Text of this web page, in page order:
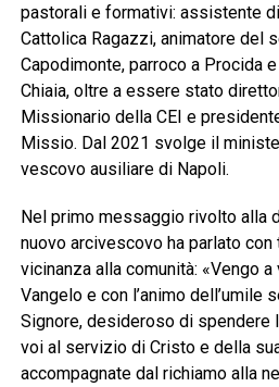
pastorali e formativi: assistente
Cattolica Ragazzi, animatore del
Capodimonte, parroco a Procida
Chiaia, oltre a essere stato
Missionario della CEI e
Missio. Dal 2021 svolge il
vescovo ausiliare di Napoli.
Nel primo messaggio rivolto alla
nuovo arcivescovo ha parlato
vicinanza alla comunità: «Vengo
Vangelo e con l’animo dell’umile
Signore, desideroso di spendere
voi al servizio di Cristo e della
accompagnate dal richiamo alla